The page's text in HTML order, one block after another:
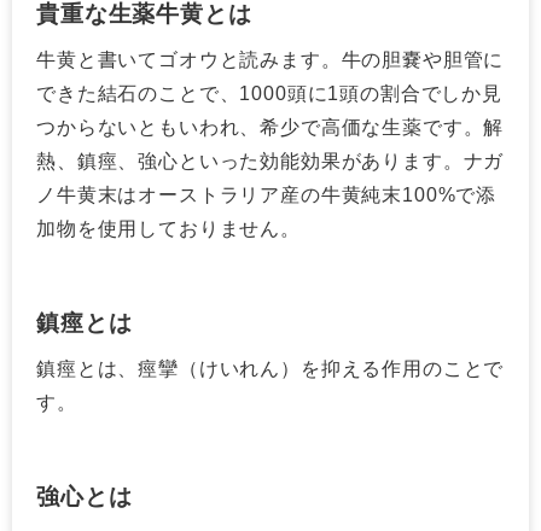
貴重な生薬牛黄とは
牛黄と書いてゴオウと読みます。牛の胆嚢や胆管に
できた結石のことで、1000頭に1頭の割合でしか見
つからないともいわれ、希少で高価な生薬です。解
熱、鎮痙、強心といった効能効果があります。ナガ
ノ牛黄末はオーストラリア産の牛黄純末100%で添
加物を使用しておりません。
鎮痙とは
鎮痙とは、痙攣（けいれん）を抑える作用のことで
す。
強心とは